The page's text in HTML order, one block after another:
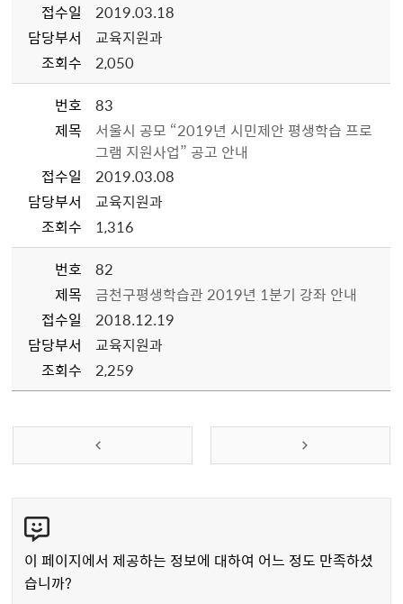
접수일
2019.03.18
담당부서
교육지원과
조회수
2,050
번호
83
제목
서울시 공모 “2019년 시민제안 평생학습 프로
그램 지원사업” 공고 안내
접수일
2019.03.08
담당부서
교육지원과
조회수
1,316
번호
82
제목
금천구평생학습관 2019년 1분기 강좌 안내
접수일
2018.12.19
담당부서
교육지원과
조회수
2,259
텐
츠
만
이 페이지에서 제공하는 정보에 대하여 어느 정도 만족하셨
습니까?